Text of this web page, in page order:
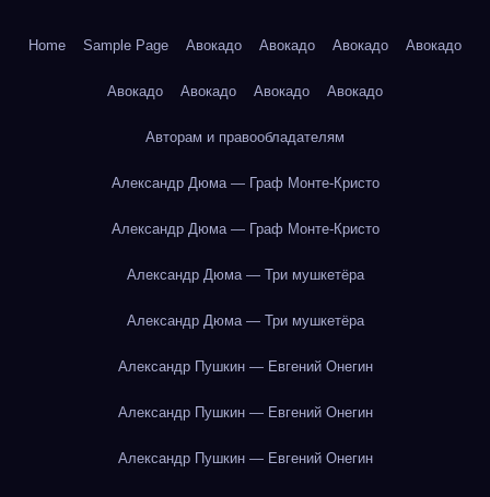
Home Sample Page Авокадо Авокадо Авокадо Авокадо
Авокадо Авокадо Авокадо Авокадо
Авторам и правообладателям
Александр Дюма — Граф Монте-Кристо
Александр Дюма — Граф Монте-Кристо
Александр Дюма — Три мушкетёра
Александр Дюма — Три мушкетёра
Александр Пушкин — Евгений Онегин
Александр Пушкин — Евгений Онегин
Александр Пушкин — Евгений Онегин